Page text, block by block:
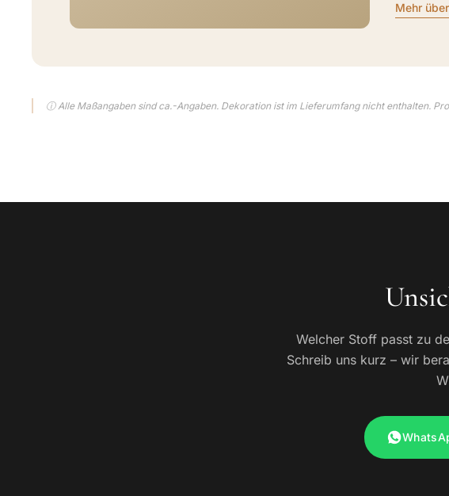
Mehr
ⓘ Alle Maßangaben sind ca.-Angaben. Dekoration ist im Lieferumfang nicht enthalten.
Welcher Stoff passt zu
Schreib uns kurz – wir